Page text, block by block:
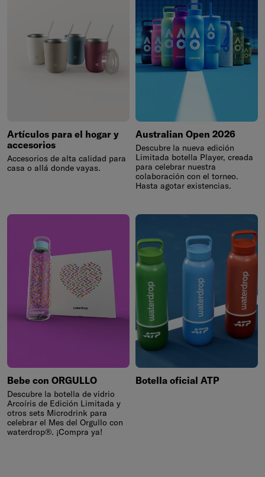
Artículos para el hogar y
accesorios
Accesorios de alta calidad para
casa o allá donde vayas.
Australian Open 2026
Descubre la nueva edición
Limitada botella Player, creada
para celebrar nuestra
colaboración con el torneo.
Hasta agotar existencias.
Bebe con ORGULLO
Descubre la botella de vidrio
Arcoíris de Edición Limitada y
otros sets Microdrink para
celebrar el Mes del Orgullo con
waterdrop®. ¡Compra ya!
Botella oficial ATP